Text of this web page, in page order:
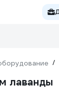
/
лаванды